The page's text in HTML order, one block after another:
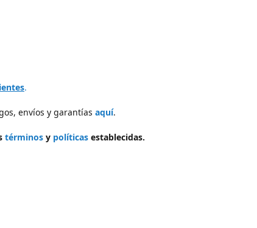
.
envíos y garantías aquí.
términos y políticas establecidas.